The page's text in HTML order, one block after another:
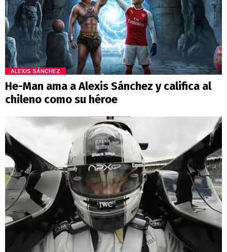
ALEXIS SÁNCHEZ
He-Man ama a Alexis Sánchez y califica al
chileno como su héroe